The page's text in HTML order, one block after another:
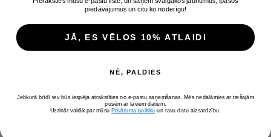
CITAS PRECES KATEGORIJĀ
piedāvājumus un citu ko noderīgu!
JĀ, ES VĒLOS 10% ATLAIDI
NĒ, PALDIES
Jebkurā brīdī tev būs iespēja atrakstīties no e-pastu saņemšanas. Mēs nedalāmies ar trešajām
pusēm ar taviem datiem.
Uzzināt vairāk par mūsuPrivātuma politiku un tavu datu aizsardzību.